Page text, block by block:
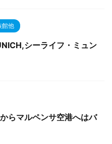
館他
シーライフ・ミュン
らマルペンサ空港へはバ